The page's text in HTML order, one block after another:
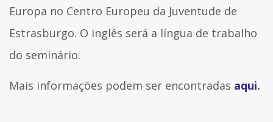
Europa no Centro Europeu da Juventude de
Estrasburgo. O inglês será a língua de trabalho
do seminário.
Mais informações podem ser encontradas aqui.